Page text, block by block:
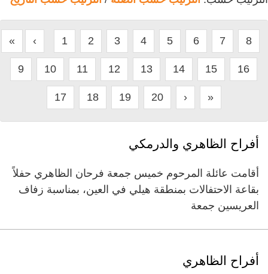
« ‹ 1 2 3 4 5 6 7 8
9 10 11 12 13 14 15 16
17 18 19 20 › »
أفراح الظاهري والدرمكي
أقامت عائلة المرحوم خميس جمعة فرحان الظاهري حفلاً
بقاعة الاحتفالات بمنطقة هيلي في العين، بمناسبة زفاف
العريسين جمعة
أفراح الظاهري